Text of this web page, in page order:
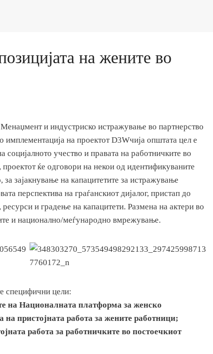
на жените во
и индустриско истражување во партнерство
на проектот D3Wчија општата цел е
учество и правата на работничките во
ќе одговори на некои од идентификуваните
зајакнување на капацитетите за истражување
перспектива на граѓанскиот дијалог, пристап до
и градење на капацитети. Размена на актери во
и национално/меѓународно вмрежување.
специфични цели:
на Националната платформа за женско
пристојната работа за жените работници;
работа за работничките во постоечкиот